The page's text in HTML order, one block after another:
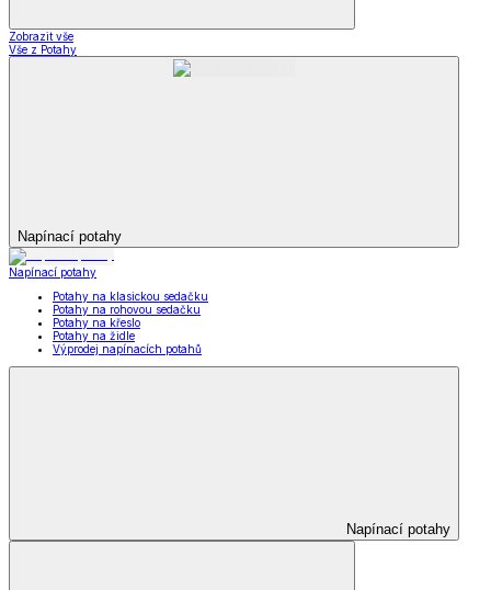
Zobrazit vše
Vše z Potahy
Napínací potahy
Napínací potahy
Potahy na klasickou sedačku
Potahy na rohovou sedačku
Potahy na křeslo
Potahy na židle
Výprodej napínacích potahů
Napínací potahy